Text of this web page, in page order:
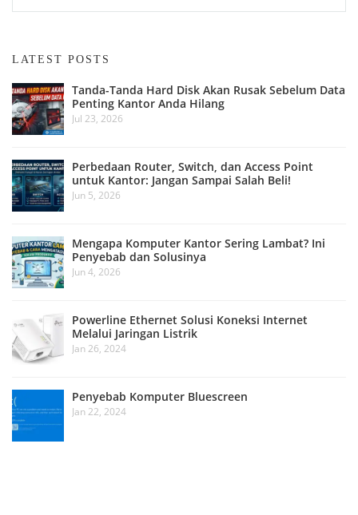
LATEST POSTS
Tanda-Tanda Hard Disk Akan Rusak Sebelum Data
Penting Kantor Anda Hilang
Jul 23, 2026
Perbedaan Router, Switch, dan Access Point
untuk Kantor: Jangan Sampai Salah Beli!
Jun 5, 2026
Mengapa Komputer Kantor Sering Lambat? Ini
Penyebab dan Solusinya
Jun 4, 2026
Powerline Ethernet Solusi Koneksi Internet
Melalui Jaringan Listrik
Jan 26, 2024
Penyebab Komputer Bluescreen
Jan 22, 2024